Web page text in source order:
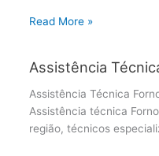
Read More »
Assistência
Assistência Técnica
Assistência técnica
região, técnicos